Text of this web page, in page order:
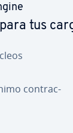
tus
co­n­tra­c­